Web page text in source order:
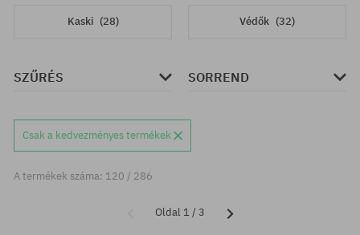
Kaski (28) Védők (32)
SZŰRÉS SORREND
Csak a kedvezményes termékek
A termékek száma: 120 / 286
Oldal 1 / 3